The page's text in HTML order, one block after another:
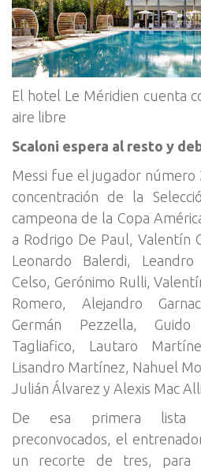
El hotel Le Méridien cuenta
aire libre
Scaloni espera al resto y
Messi fue el jugador número
concentración de la
campeona de la Copa
a Rodrigo De Paul, Valentín
Leonardo Balerdi,
Celso, Gerónimo Rulli,
Romero, Alejandro
Germán Pezzella, Guido
Tagliafico, Lautaro
Lisandro Martínez, Nahuel
Julián Álvarez y Alexis Mac
De esa primera lista
preconvocados, el
un recorte de tres, para